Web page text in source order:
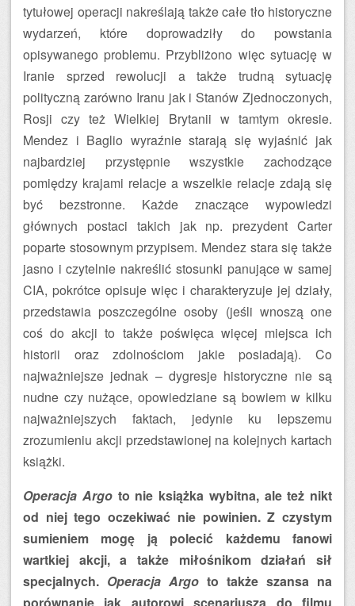
tytułowej operacji nakreślają także całe tło historyczne
wydarzeń, które doprowadziły do powstania
opisywanego problemu. Przybliżono więc sytuację w
Iranie sprzed rewolucji a także trudną sytuację
polityczną zarówno Iranu jak i Stanów Zjednoczonych,
Rosji czy też Wielkiej Brytanii w tamtym okresie.
Mendez i Baglio wyraźnie starają się wyjaśnić jak
najbardziej przystępnie wszystkie zachodzące
pomiędzy krajami relacje a wszelkie relacje zdają się
być bezstronne. Każde znaczące wypowiedzi
głównych postaci takich jak np. prezydent Carter
poparte stosownym przypisem. Mendez stara się także
jasno i czytelnie nakreślić stosunki panujące w samej
CIA, pokrótce opisuje więc i charakteryzuje jej działy,
przedstawia poszczególne osoby (jeśli wnoszą one
coś do akcji to także poświęca więcej miejsca ich
historii oraz zdolnościom jakie posiadają). Co
najważniejsze jednak – dygresje historyczne nie są
nudne czy nużące, opowiedziane są bowiem w kilku
najważniejszych faktach, jedynie ku lepszemu
zrozumieniu akcji przedstawionej na kolejnych kartach
książki.
Operacja Argoto nie książka wybitna, ale też nikt
od niej tego oczekiwać nie powinien. Z czystym
sumieniem mogę ją polecić każdemu fanowi
wartkiej akcji, a także miłośnikom działań sił
specjalnych. Operacja Argo to także szansa na